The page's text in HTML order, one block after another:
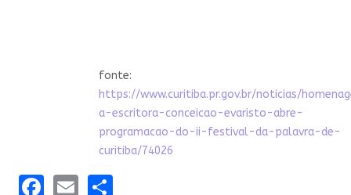
fonte:
https://www.curitiba.pr.gov.br/noticias/
a-escritora-conceicao-evaristo-abre-
programacao-do-ii-festival-da-palavra-de-
curitiba/74026
Facebook
EmailShare